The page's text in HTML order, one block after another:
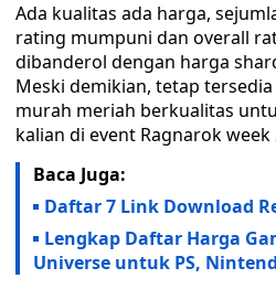
Ada kualitas ada harga,
rating mumpuni dan overall
dibanderol dengan harga
Meski demikian, tetap
murah meriah berkualitas
kalian di event Ragnarok week
Baca Juga:
Daftar 7 Link Download
Lengkap Daftar Harga
Universe untuk PS,